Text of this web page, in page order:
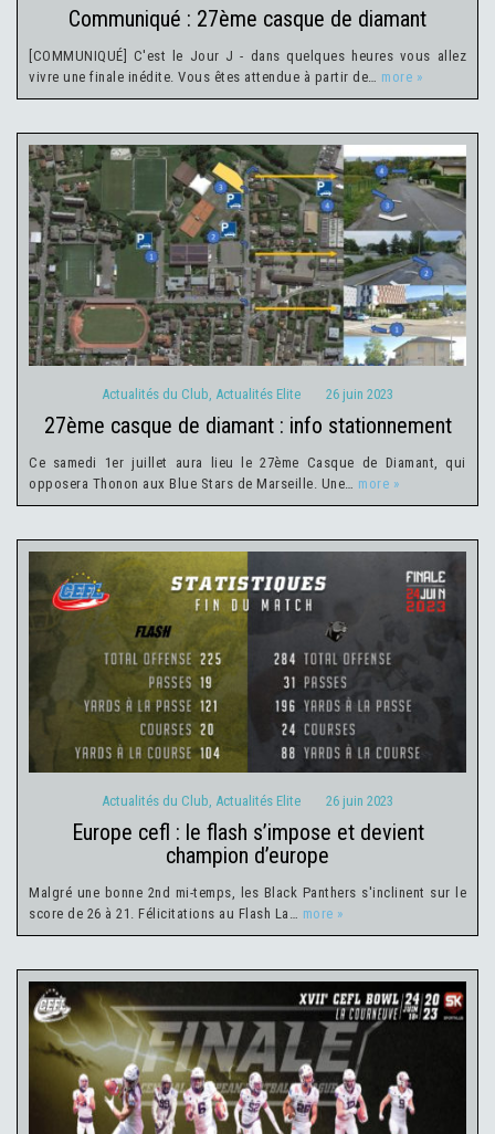
communiqué : 27ème casque de diamant
[COMMUNIQUÉ] C'est le Jour J - dans quelques heures vous allez
vivre une finale inédite. Vous êtes attendue à partir de… more »
Actualités du Club Actualités Elite 26 juin 2023
Actualités du Club, Actualités Elite 26 juin 2023
27ème casque de diamant : info stationnement
Ce samedi 1er juillet aura lieu le 27ème Casque de Diamant, qui
opposera Thonon aux Blue Stars de Marseille. Une… more »
Actualités du Club Actualités Elite 26 juin 2023
Actualités du Club, Actualités Elite 26 juin 2023
europe cefl : le flash s’impose et devient
champion d’europe
Malgré une bonne 2nd mi-temps, les Black Panthers s'inclinent sur le
score de 26 à 21. Félicitations au Flash La… more »
Actualités du Club Actualités Elite 21 juin 2023